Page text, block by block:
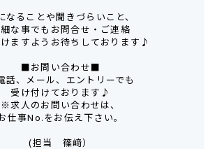
なることや聞きづらいこと、
な事でもお問合せ・ご連絡
ますようお待ちしております♪
■お問い合わせ■
話、メール、エントリーでも
受け付けております♪
※求人のお問い合わせは、
仕事No.をお伝え下さい。
(担当 篠﨑）